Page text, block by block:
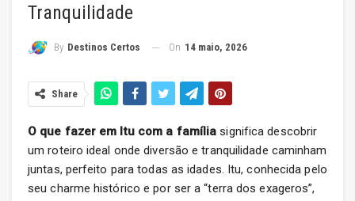
Tranquilidade
By Destinos Certos On 14 maio, 2026
Share
O que fazer em Itu com a família significa descobrir
um roteiro ideal onde diversão e tranquilidade caminham
juntas, perfeito para todas as idades. Itu, conhecida pelo
seu charme histórico e por ser a “terra dos exageros”,